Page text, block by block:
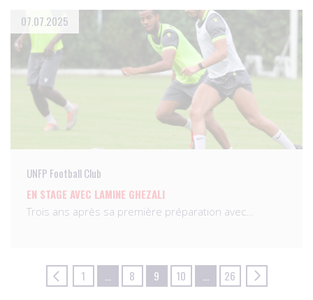
07.07.2025
UNFP Football Club
EN STAGE AVEC LAMINE GHEZALI
Trois ans après sa première préparation avec…
1 8 9 10 26